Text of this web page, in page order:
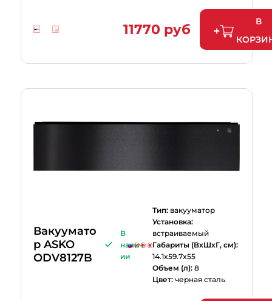
11770 руб
В
Вакуумато
р ASKO
ODV8127B
В
налич
ии
Тип: вакууматор
Установка:
встраиваемый
Габариты (ВхШхГ, см):
14.1x59.7x55
Объем (л):8
Цвет:черная сталь